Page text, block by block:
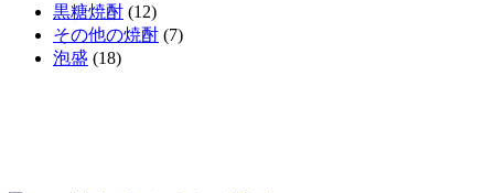
黒糖焼酎 (12)
その他の焼酎 (7)
泡盛 (18)